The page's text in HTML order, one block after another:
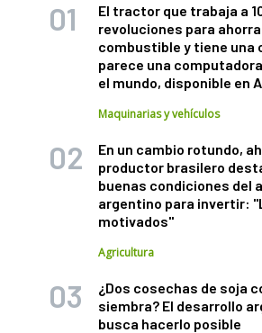
El tractor que trabaja a
revoluciones para
combustible y tiene una
parece una
el mundo, disponible en
Maquinarias y vehículos
En un cambio rotundo,
productor brasilero
buenas condiciones del
argentino para invertir:
motivados"
Agricultura
¿Dos cosechas de soja
siembra? El desarrollo
busca hacerlo posible